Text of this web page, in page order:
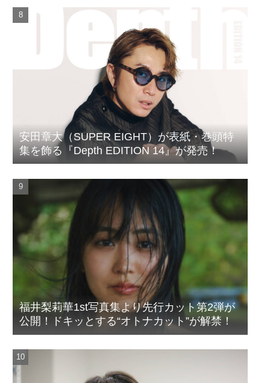
安田章大（SUPER EIGHT）が表紙・巻頭特
集を飾る『Depth EDITION 14』が発売！
福井梨莉華1st写真集より先行カット第2弾が
公開！ドキッとする“オトナカット”が解禁！